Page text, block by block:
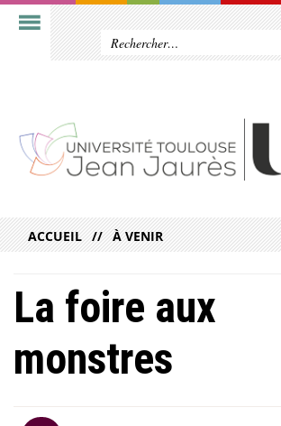
ACCUEIL À VENIR
La foire aux
monstres